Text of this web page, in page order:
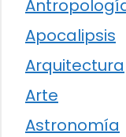
Apocalipsis
Arquitectura
Arte
Astronomía